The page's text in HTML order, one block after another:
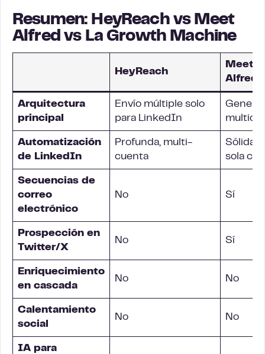
Resumen: HeyReach vs Meet
Alfred vs La Growth Machine
HeyReach
Meet
Alfred
Arquitectura
principal
Envío múltiple solo
para LinkedIn
Automatización
de LinkedIn
Profunda, multi-
cuenta
Sólida,
sola
Secuencias de
correo
electrónico
No Sí
Prospección en
Twitter/X
No Sí
Enriquecimiento
en cascada
No No
Calentamiento
social
No No
IA para